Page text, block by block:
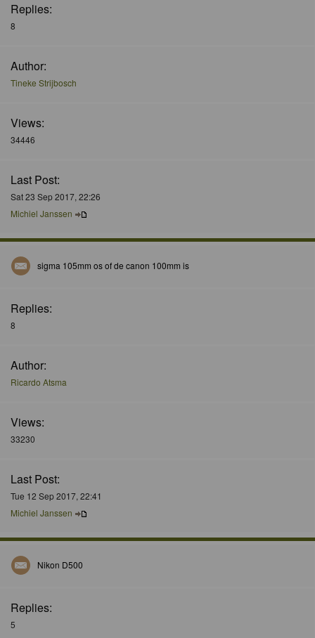
Replies:
8
Author:
Tineke Strijbosch
Views:
34446
Last Post:
Sat 23 Sep 2017, 22:26
Michiel Janssen
sigma 105mm os of de canon 100mm is
Replies:
8
Author:
Ricardo Atsma
Views:
33230
Last Post:
Tue 12 Sep 2017, 22:41
Michiel Janssen
Nikon D500
Replies:
5